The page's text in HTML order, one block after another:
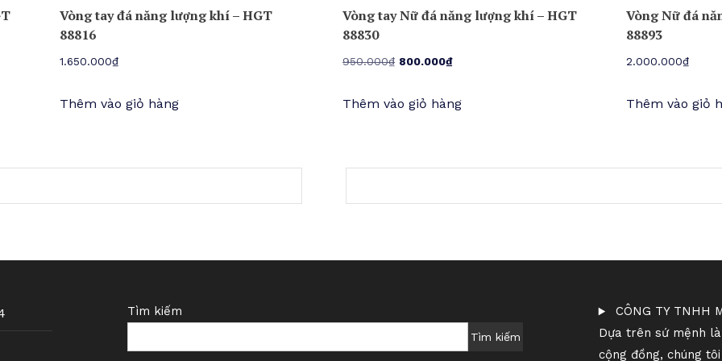
Vòng tay đá năng lượng khí – HGT
88816
1.650.000₫
Thêm vào giỏ hàng
Vòng tay Nữ đá năng lượng khí – HGT
88830
950.000₫ Giá
là:
800.000₫Giá
tại
Thêm vào giỏ hàng
Vòng Nữ đá
88893
2.000.000₫
Thêm vào giỏ
Tìm kiếm
Tìm kiếm
CÔNG TY TNHH
Dựa trên sứ mệnh
cộng đồng, chúng